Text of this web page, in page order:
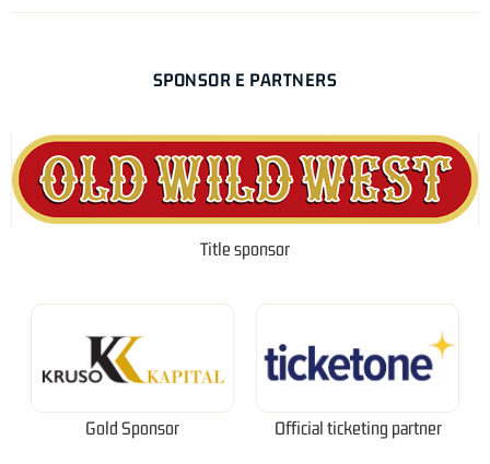
SPONSOR E PARTNERS
Title sponsor
Gold Sponsor Official ticketing partner